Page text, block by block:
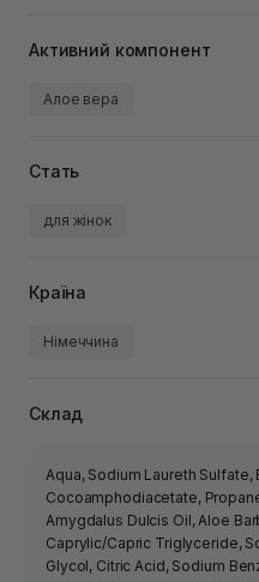
Активний компонент
Алое вера
Стать
для жінок
Країна
Німеччина
Склад
Aqua, Sodium Laureth Sulfate,
Cocoamphodiacetate,
Amygdalus Dulcis Oil, Aloe
Caprylic/Capric Triglyceride,
Glycol, Citric Acid, Sodium